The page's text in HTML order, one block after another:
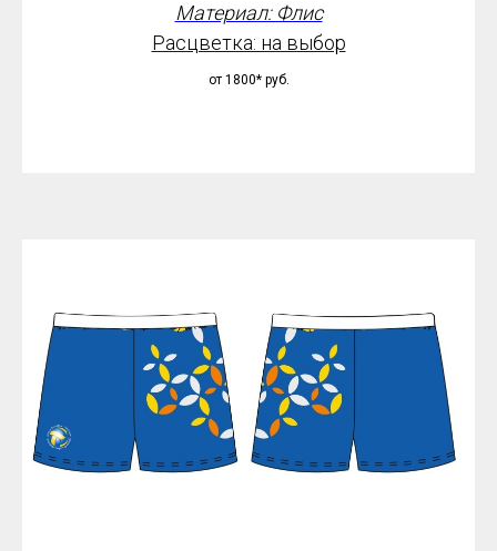
Материал: Флис
Расцветка: на выбор
от 1800* руб.